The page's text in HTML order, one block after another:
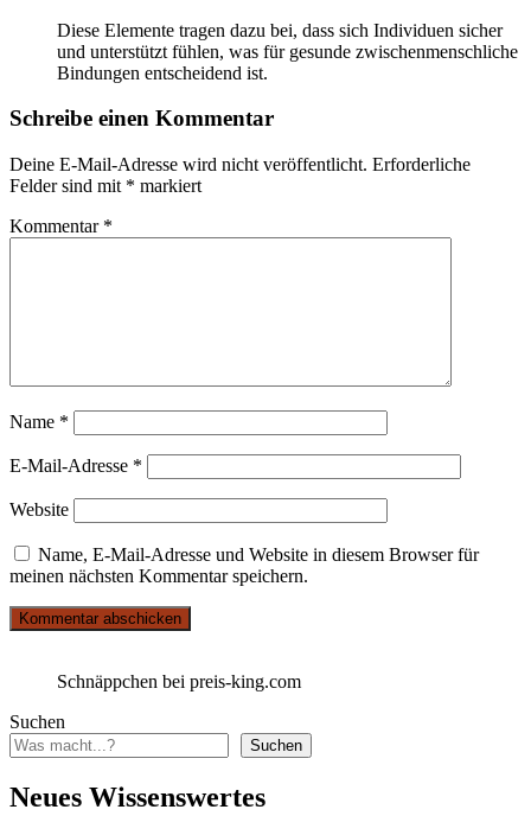
Diese Elemente tragen dazu bei, dass sich Individuen sicher
und unterstützt fühlen, was für gesunde zwischenmenschliche
Bindungen entscheidend ist.
Schreibe einen Kommentar
Deine E-Mail-Adresse wird nicht veröffentlicht. Erforderliche
Felder sind mit * markiert
Kommentar *
Name *
E-Mail-Adresse *
Website
Name, E-Mail-Adresse und Website in diesem Browser für
meinen nächsten Kommentar speichern.
Schnäppchen bei preis-king.com
Suchen
Suchen
Neues Wissenswertes